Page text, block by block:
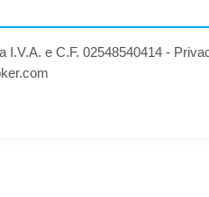
I.V.A. e C.F. 02548540414 -